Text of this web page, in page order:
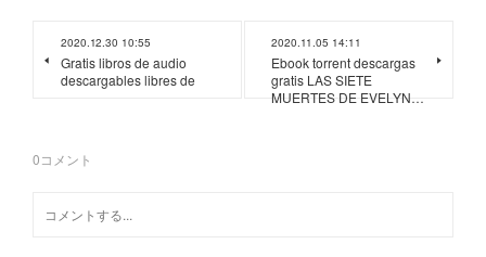
2020.12.30 10:55
Gratis libros de audio
descargables libres de
2020.11.05 14:11
Ebook torrent descargas
gratis LAS SIETE
MUERTES DE EVELYN…
0コメント